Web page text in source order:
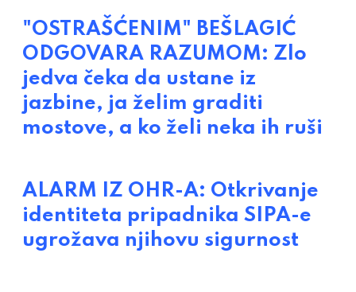
"OSTRAŠĆENIM" BEŠLAGIĆ
ODGOVARA RAZUMOM: Zlo
jedva čeka da ustane iz
jazbine, ja želim graditi
mostove, a ko želi neka ih ruši
ALARM IZ OHR-A: Otkrivanje
identiteta pripadnika SIPA-e
ugrožava njihovu sigurnost